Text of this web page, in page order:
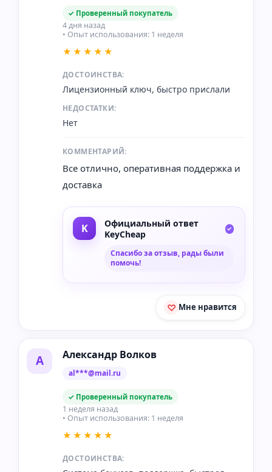
✓ Проверенный покупатель
4 дня назад
• Опыт использования: 1 неделя
★★★★★
ДОСТОИНСТВА:
Лицензионный ключ, быстро прислали
НЕДОСТАТКИ:
Нет
КОММЕНТАРИЙ:
Все отлично, оперативная поддержка и
доставка
Официальный ответ
KeyCheap
Спасибо за отзыв, рады были
помочь!
Мне нравится
А Александр Волков
al***@mail.ru
✓ Проверенный покупатель
1 неделя назад
• Опыт использования: 1 неделя
★★★★★
ДОСТОИНСТВА: